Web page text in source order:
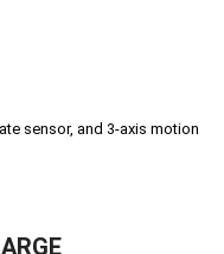
sensor, and 3-axis motion